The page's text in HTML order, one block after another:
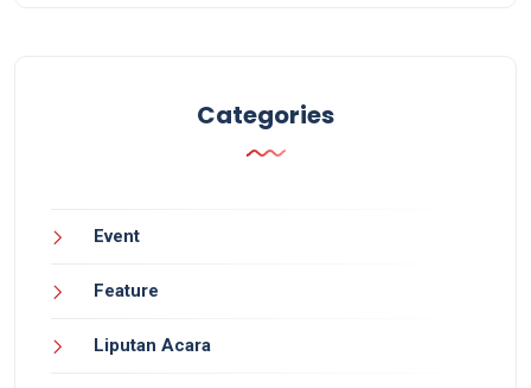
Categories
Event
Feature
Liputan Acara